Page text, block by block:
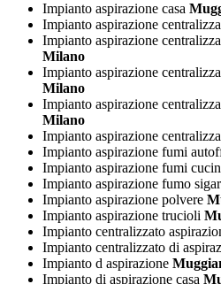
Impianto aspirazione casa
Impianto aspirazione
Impianto aspirazione
Milano
Impianto aspirazione
Milano
Impianto aspirazione
Milano
Impianto aspirazione
Impianto aspirazione fumi
Impianto aspirazione fumi
Impianto aspirazione fumo
Impianto aspirazione polvere
Impianto aspirazione trucioli
Impianto centralizzato
Impianto centralizzato di
Impianto d aspirazione
Impianto di aspirazione casa